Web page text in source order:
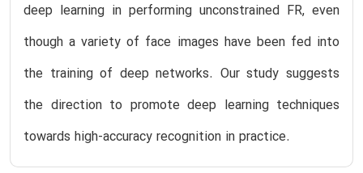
deep learning in performing unconstrained FR, even
though a variety of face images have been fed into
the training of deep networks. Our study suggests
the direction to promote deep learning techniques
towards high-accuracy recognition in practice.